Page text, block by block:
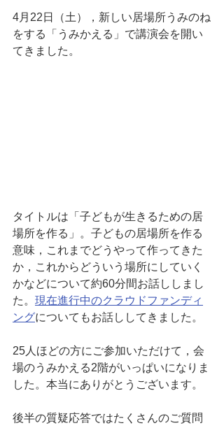
4月22日（土），新しい居場所うみのね
をする「うみかえる」で講演会を開い
てきました。
タイトルは「子どもが生きるための居
場所を作る」。子どもの居場所を作る
意味，これまでどうやって作ってきた
か，これからどういう場所にしていく
かなどについて約60分間お話ししまし
た。 現在進行中のクラウドファンディ
ングについてもお話ししてきました。
25人ほどの方にご参加いただけて，会
場のうみかえる2階がいっぱいになりま
した。本当にありがとうございます。
後半の質疑応答ではたくさんのご質問